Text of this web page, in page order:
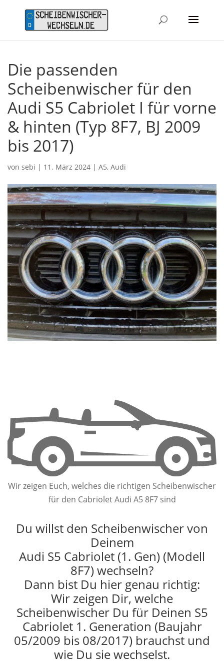
Die passenden
Scheibenwischer für den
Audi S5 Cabriolet I für vorne
& hinten (Typ 8F7, BJ 2009
bis 2017)
von sebi | 11. März 2024 | A5, Audi
Wir zeigen Euch, welches die richtigen Scheibenwischer
für den Cabriolet Audi A5 8F7 sind
Du willst den Scheibenwischer von
Deinem
Audi S5 Cabriolet (1. Gen) (Modell
8F7) wechseln?
Dann bist Du hier genau richtig:
Wir zeigen Dir, welche
Scheibenwischer Du für Deinen S5
Cabriolet 1. Generation (Baujahr
05/2009 bis 08/2017) brauchst und
wie Du sie wechselst.